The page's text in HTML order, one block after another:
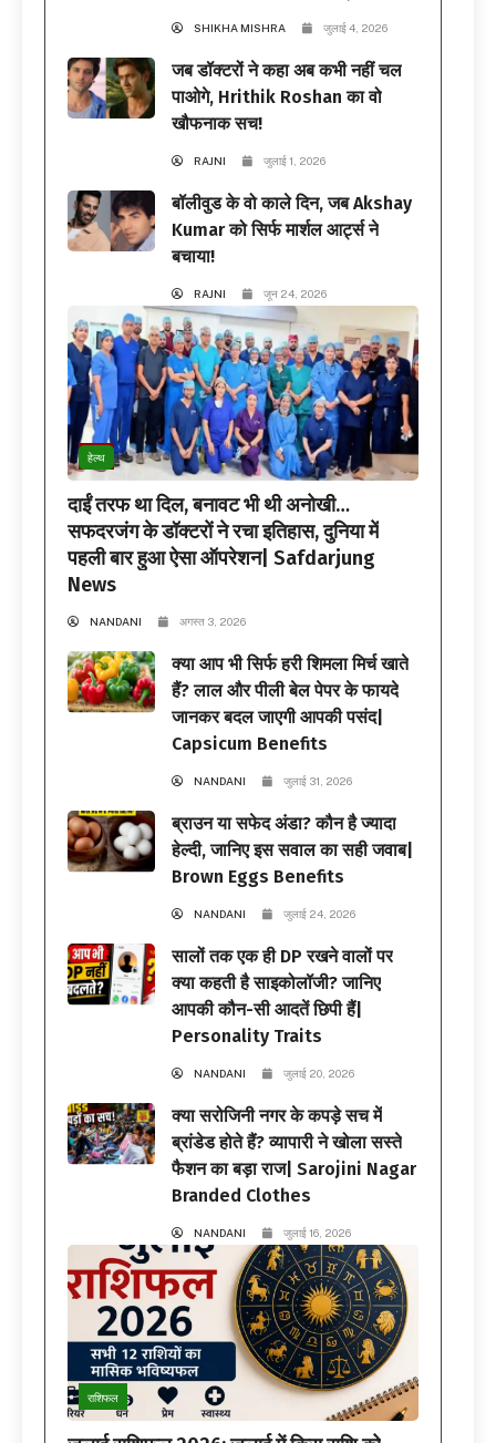
SHIKHA MISHRA जुलाई 4, 2026
जब डॉक्टरों ने कहा अब कभी नहीं चल
पाओगे, Hrithik Roshan का वो
खौफनाक सच!
RAJNI जुलाई 1, 2026
बॉलीवुड के वो काले दिन, जब Akshay
Kumar को सिर्फ मार्शल आर्ट्स ने
बचाया!
RAJNI जून 24, 2026
हेल्थ
दाईं तरफ था दिल, बनावट भी थी अनोखी…
सफदरजंग के डॉक्टरों ने रचा इतिहास, दुनिया में
पहली बार हुआ ऐसा ऑपरेशन| Safdarjung
News
NANDANI अगस्त 3, 2026
क्या आप भी सिर्फ हरी शिमला मिर्च खाते
हैं? लाल और पीली बेल पेपर के फायदे
जानकर बदल जाएगी आपकी पसंद|
Capsicum Benefits
NANDANI जुलाई 31, 2026
ब्राउन या सफेद अंडा? कौन है ज्यादा
हेल्दी, जानिए इस सवाल का सही जवाब|
Brown Eggs Benefits
NANDANI जुलाई 24, 2026
सालों तक एक ही DP रखने वालों पर
क्या कहती है साइकोलॉजी? जानिए
आपकी कौन-सी आदतें छिपी हैं|
Personality Traits
NANDANI जुलाई 20, 2026
क्या सरोजिनी नगर के कपड़े सच में
ब्रांडेड होते हैं? व्यापारी ने खोला सस्ते
फैशन का बड़ा राज| Sarojini Nagar
Branded Clothes
NANDANI जुलाई 16, 2026
राशिफल